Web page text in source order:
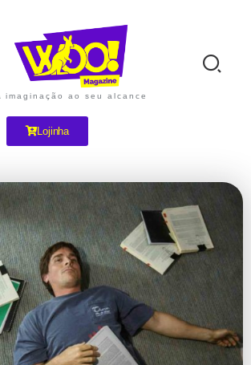
imaginação ao seu alcance
Lojinha